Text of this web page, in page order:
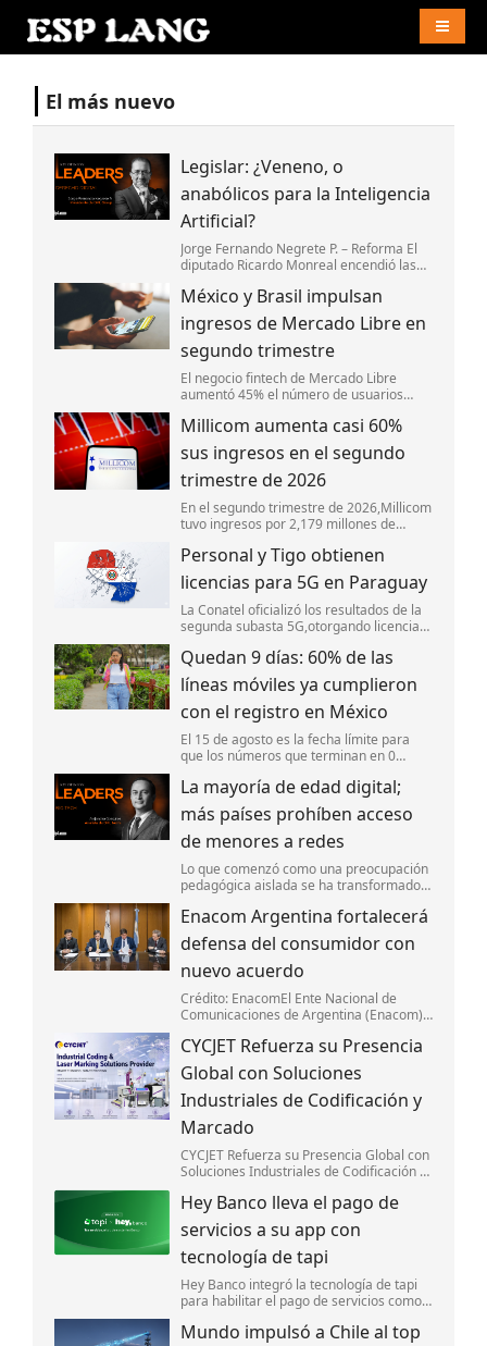
El más nuevo
Legislar: ¿Veneno, o
anabólicos para la Inteligencia
Artificial?
Jorge Fernando Negrete P. – Reforma El
diputado Ricardo Monreal encendió las
digital con el anuncio de su cruzada para
legislar la Inteligencia Artific
México y Brasil impulsan
ingresos de Mercado Libre en
segundo trimestre
El negocio fintech de Mercado Libre
aumentó 45% el número de usuarios
Brasil.
Millicom aumenta casi 60%
sus ingresos en el segundo
trimestre de 2026
En el segundo trimestre de 2026,Millicom
tuvo ingresos por 2,179 millones de
de activos de Telefónica,el aumento de
clientes móviles y el sólido desempeño
Personal y Tigo obtienen
licencias para 5G en Paraguay
La Conatel oficializó los resultados de la
segunda subasta 5G,otorgando licencias
Quedan 9 días: 60% de las
líneas móviles ya cumplieron
con el registro en México
El 15 de agosto es la fecha límite para
que los números que terminan en 0
suspendidas.
La mayoría de edad digital;
más países prohíben acceso
de menores a redes
Lo que comenzó como una preocupación
pedagógica aislada se ha transformado
actualidad,gobiernos de diversas
regiones están regulando “la mayoría de
e
Enacom Argentina fortalecerá
defensa del consumidor con
nuevo acuerdo
Crédito: EnacomEl Ente Nacional de
Comunicaciones de Argentina (Enacom)
Defensa del Consumidor y Lealtad
Comercial para optimizar la gestión de
reclamos d
CYCJET Refuerza su Presencia
Global con Soluciones
Industriales de Codificación y
Marcado
CYCJET Refuerza su Presencia Global con
Soluciones Industriales de Codificación y
Hey Banco lleva el pago de
servicios a su app con
tecnología de tapi
Hey Banco integró la tecnología de tapi
para habilitar el pago de servicios como
México.
Mundo impulsó a Chile al top